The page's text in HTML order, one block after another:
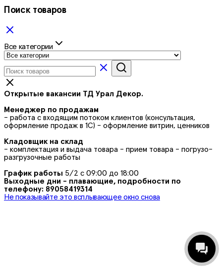
Поиск товаров
Все категории
Открытые вакансии ТД Урал Декор.
Менеджер по продажам
- работа с входящим потоком клиентов (консультация,
оформление продаж в 1С) - оформление витрин, ценников
Кладовщик на склад
- комплектация и выдача товара - прием товара - погрузо-
разгрузочные работы
График работы 5/2 с 09:00 до 18:00
Выходные дни - плавающие, подробности по
телефону: 89058419314
Не показывайте это всплывающее окно снова